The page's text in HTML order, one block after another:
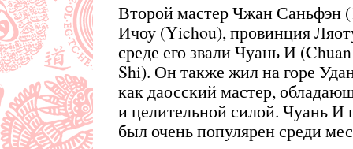
Второй мастер Чжан Саньфэн
Ичоу (Yichou), провинция
среде его звали Чуань И
Shi). Он также жил на горе
как даосский мастер,
и целительной силой. Чуань
был очень популярен среди